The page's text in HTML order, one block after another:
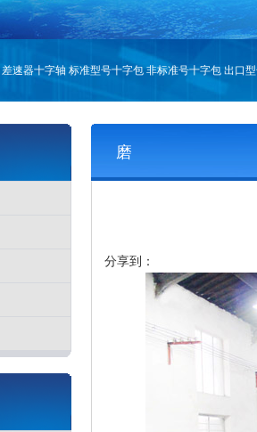
差速器十字轴 标准型号十字包 非标准号十字包 出口
磨
分享到：